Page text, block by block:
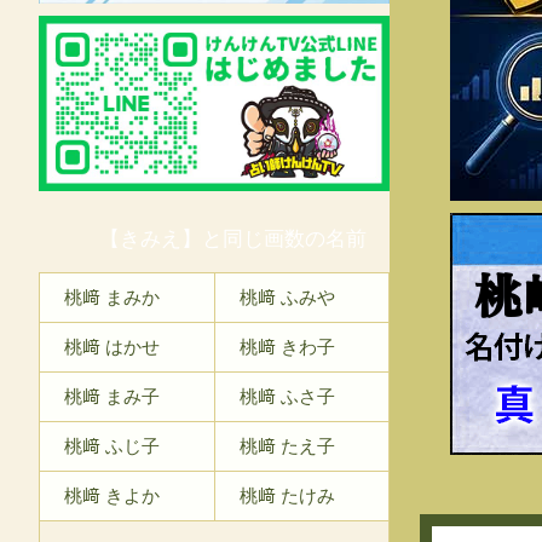
【きみえ】と同じ画数の名前
桃﨑 まみか 桃﨑 ふみや
桃﨑 はかせ 桃﨑 きわ子
桃﨑 まみ子 桃﨑 ふさ子
桃﨑 ふじ子 桃﨑 たえ子
桃﨑 きよか 桃﨑 たけみ
桃